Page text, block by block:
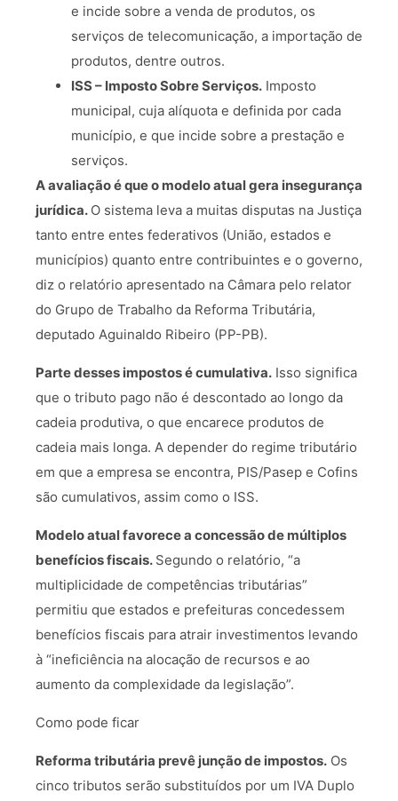
e incide sobre a venda de produtos, os
serviços de telecomunicação, a importação de
produtos, dentre outros.
ISS – Imposto Sobre Serviços. Imposto
municipal, cuja alíquota e definida por cada
município, e que incide sobre a prestação e
serviços.
A avaliação é que o modelo atual gera insegurança
jurídica. O sistema leva a muitas disputas na Justiça
tanto entre entes federativos (União, estados e
municípios) quanto entre contribuintes e o governo,
diz o relatório apresentado na Câmara pelo relator
do Grupo de Trabalho da Reforma Tributária,
deputado Aguinaldo Ribeiro (PP-PB).
Parte desses impostos é cumulativa. Isso significa
que o tributo pago não é descontado ao longo da
cadeia produtiva, o que encarece produtos de
cadeia mais longa. A depender do regime tributário
em que a empresa se encontra, PIS/Pasep e Cofins
são cumulativos, assim como o ISS.
Modelo atual favorece a concessão de múltiplos
benefícios fiscais. Segundo o relatório, “a
multiplicidade de competências tributárias”
permitiu que estados e prefeituras concedessem
benefícios fiscais para atrair investimentos levando
à “ineficiência na alocação de recursos e ao
aumento da complexidade da legislação”.
Como pode ficar
Reforma tributária prevê junção de impostos. Os
cinco tributos serão substituídos por um IVA Duplo